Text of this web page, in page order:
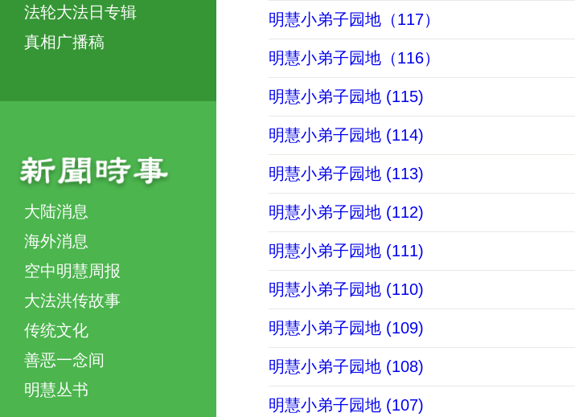
法轮大法日专辑
真相广播稿
大陆消息
海外消息
空中明慧周报
大法洪传故事
传统文化
善恶一念间
明慧丛书
明慧小弟子园地（117）
明慧小弟子园地（116）
明慧小弟子园地 (115)
明慧小弟子园地 (114)
明慧小弟子园地 (113)
明慧小弟子园地 (112)
明慧小弟子园地 (111)
明慧小弟子园地 (110)
明慧小弟子园地 (109)
明慧小弟子园地 (108)
明慧小弟子园地 (107)